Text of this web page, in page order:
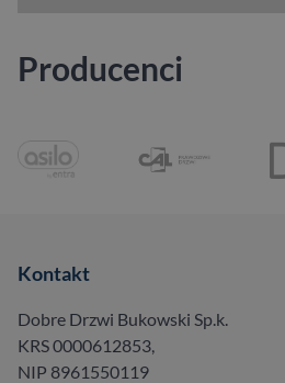
Producenci
Kontakt
Dobre Drzwi Bukowski Sp.k.
KRS 0000612853,
NIP 8961550119